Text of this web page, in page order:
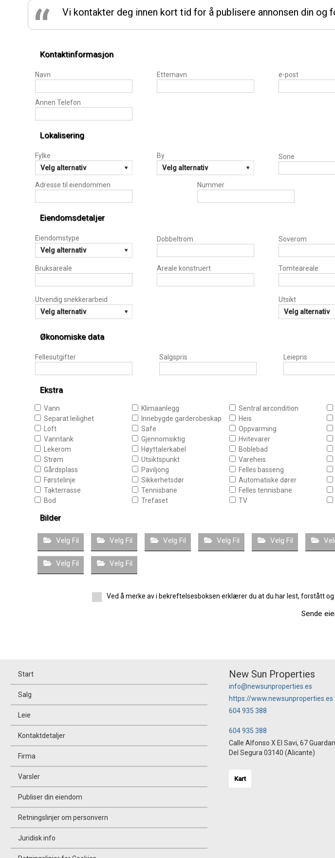
“ Vi kontakter deg innen kort tid for å publisere annonsen din og
Kontaktinformasjon
Navn Etternavn e-post
Annen Telefon
Lokalisering
Fylke By Sone
Adresse til eiendommen Nummer
Eiendomsdetaljer
Eiendomstype Dobbeltrom Soverom
Bruksareale Areale konstruert Tomteareale
Utvendig snekkerarbeid Utsikt
Økonomiske data
Fellesutgifter Salgspris
Leiepris
Ekstra
Vann Klimaanlegg Sentral aircondition
Separat leilighet
Innebygde garderobeskap Heis
Loft
Safe Oppvarming
Vanntank
Gjennomsiktig Hvitevarer
Lekerom
Høyttalerkabel Boblebad
Strøm
Utsiktspunkt Vareheis
Gårdsplass
Paviljong Felles basseng
Førstelinje
Sikkerhetsdør Automatiske dører
Takterrasse
Tennisbane Felles tennisbane
Bod
Trefaset TV
Bilder
Velg Fil Velg Fil Velg Fil Velg Fil Velg Fil
Velg Fil Velg Fil
Ved å merke av i bekreftelsesboksen erklærer du at du har lest, forstått
Sende
Start
Salg
Leie
Kontaktdetaljer
Firma
Varsler
Publiser din eiendom
Retningslinjer om personvern
Juridisk info
New Sun Properties
info@newsunproperties.es
https://www.newsunproperties.es
604 935 388
604 935 388
Calle Alfonso X El Savi, 67
Del Segura 03140 (Alicante)
Kart